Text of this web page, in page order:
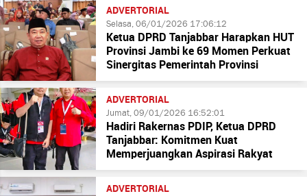
ADVERTORIAL
Selasa, 06/01/2026 17:06:12
Ketua DPRD Tanjabbar Harapkan HUT
Provinsi Jambi ke 69 Momen Perkuat
Sinergitas Pemerintah Provinsi
ADVERTORIAL
Jumat, 09/01/2026 16:52:01
Hadiri Rakernas PDIP, Ketua DPRD
Tanjabbar: Komitmen Kuat
Memperjuangkan Aspirasi Rakyat
ADVERTORIAL